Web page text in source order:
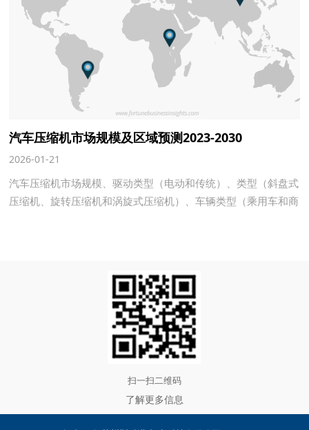
信，通过持续的技术突破与产业协同，商用车空调行业必将为全
球节能减排目标与智慧交通建设注入强劲动能。
汽车压缩机市场规模及区域预测2023-2030
2026-01-21
汽车压缩机市场规模、驱动类型（电动和传统）、类型（斜盘式
压缩机、旋转压缩机和涡旋式压缩机）、车辆类型（乘用车和商
扫一扫二维码
了解更多信息